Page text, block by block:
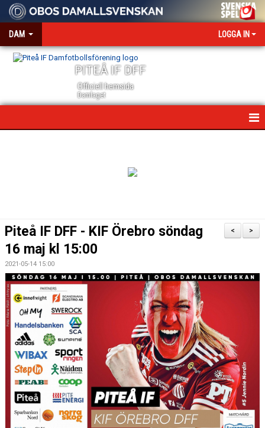
DAM LOGGA IN
PITEÅ IF DFF
Officiell hemsida
Damlaget
KALENDER
MATCHER
MATCHER & SERIETABELL
>
<
Piteå IF DFF - KIF Örebro söndag
16 maj kl 15:00
2021-05-14 15:00